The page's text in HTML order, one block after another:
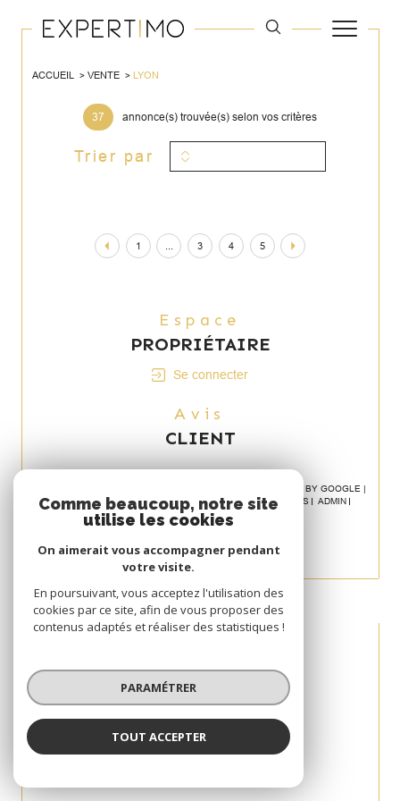
ACCUEIL VENTE LYON
37 annonce(s) trouvée(s) selon vos critères
Trier par
1 3 4 5
Espace
PROPRIÉTAIRE
Se connecter
Avis
CLIENT
© 2026 | TOUS DROITS RÉSERVÉS | TRADUCTION POWERED BY GOOGLE |
NOS HONORAIRES
PLAN DU SITE MENTIONS LÉGALES
ADMIN
POLITIQUE RGPD
Comme beaucoup, notre site
utilise les cookies
On aimerait vous accompagner pendant
votre visite.
En poursuivant, vous acceptez l'utilisation des
cookies par ce site, afin de vous proposer des
contenus adaptés et réaliser des statistiques !
PARAMÉTRER
TOUT ACCEPTER